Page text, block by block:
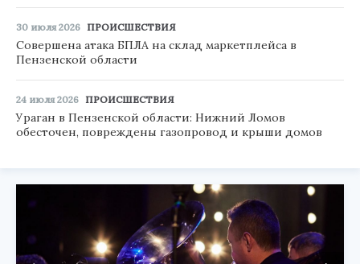
30 июля 2026 ПРОИСШЕСТВИЯ
Совершена атака БПЛА на склад маркетплейса в
Пензенской области
24 июля 2026 ПРОИСШЕСТВИЯ
Ураган в Пензенской области: Нижний Ломов
обесточен, повреждены газопровод и крыши домов